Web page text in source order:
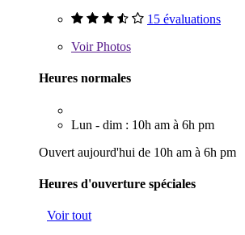
15 évaluations
VoirPhotos
Heures normales
Lun - dim : 10h am à 6h pm
Ouvert aujourd'hui de 10h am à 6h pm
Heures d'ouverture spéciales
Voir tout